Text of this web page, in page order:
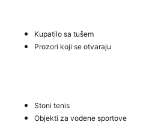
Kupatilo sa tušem
Prozori koji se otvaraju
Stoni tenis
Objekti za vodene sportove